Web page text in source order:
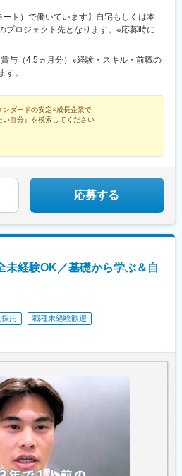
ート）で働いています】自宅もしくは本
プロジェクト先となります。※応募時にご
の採用となります。■東京本社└東京都港
ト虎ノ門 8F■仙台支店└宮城県仙台市青
堀 4F■福岡支店└福岡県福岡市博多区博
りビル 6F■沖縄支店└沖縄県浦添市港川
添港川2F受動喫煙対策：有対策の内
対策に関する特記事項：喫煙専用室設置※
勤務先事業所における受動喫煙対策に準
与（4.5ヵ月分）※経験・スキル・前職の
す。
ンダードの安定×成長企業で
い自分』を模索してください
応募する
未経験OK／基礎から学ぶ＆自
用
職種未経験歓迎